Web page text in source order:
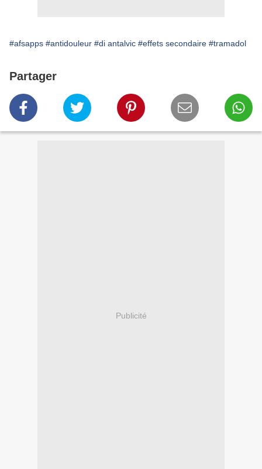
#afsapps #antidouleur #di antalvic #effets secondaire #tramadol
Partager
Publicité